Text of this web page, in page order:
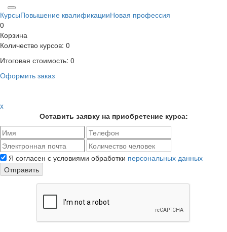
КурсыПовышение квалификацииНовая профессия
0
Корзина
Количество курсов: 0
Итоговая стоимость: 0
Оформить заказ
x
Оставить заявку на приобретение курса:
Я согласен с условиями обработки персональных данных
Отправить